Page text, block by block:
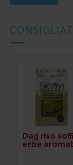
Dag riso
erbe